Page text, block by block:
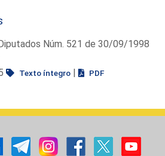
Núm. 521 de 30/09/1998
Texto íntegro | PDF